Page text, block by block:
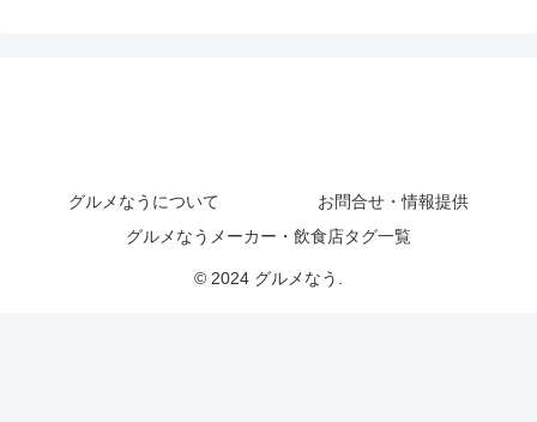
グルメなうについて
お問合せ・情報提供
グルメなうメーカー・飲食店タグ一覧
© 2024 グルメなう.